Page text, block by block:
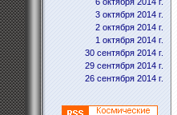
3 октября 2014 г.
2 октября 2014 г.
1 октября 2014 г.
30 сентября 2014 г.
29 сентября 2014 г.
26 сентября 2014 г.